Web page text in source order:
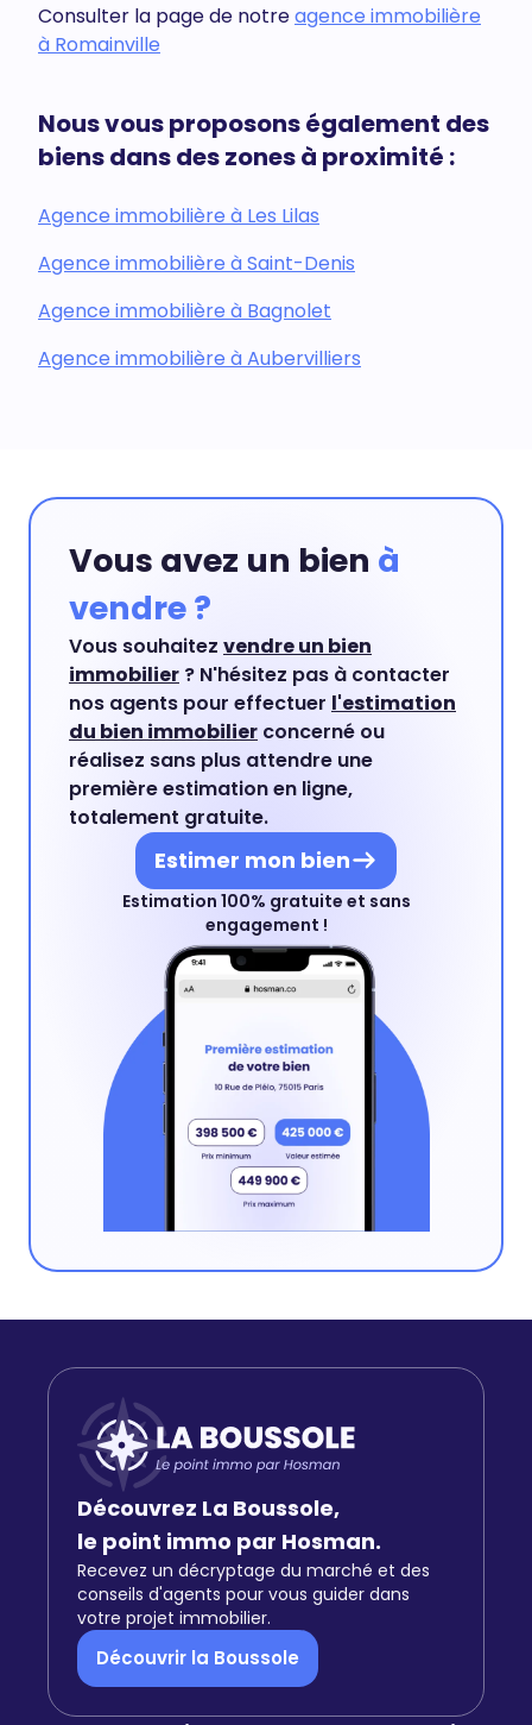
Consulter la page de notreagence immobilière
à Romainville
Nous vous proposons également des
biens dans des zones à proximité :
Agence immobilière à Les Lilas
Agence immobilière à Saint-Denis
Agence immobilière à Bagnolet
Agence immobilière à Aubervilliers
Vous avez un bien à
vendre ?
Vous souhaitez vendre un bien
immobilier ? N'hésitez pas à contacter
nos agents pour effectuer l'estimation
du bien immobilier concerné ou
réalisez sans plus attendre une
première estimation en ligne,
totalement gratuite.
Estimer mon bien
Estimation 100% gratuite et sans
engagement !
Découvrez La Boussole,
le point immo par Hosman.
Recevez un décryptage du marché et des
conseils d'agents pour vous guider dans
votre projet immobilier.
Découvrir la Boussole